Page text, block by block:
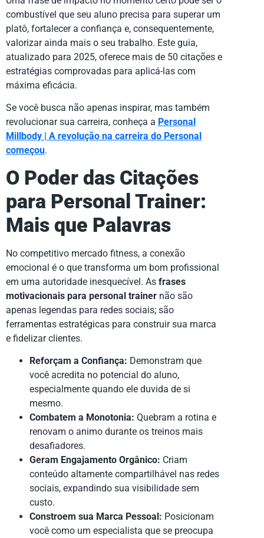
combustível que seu aluno precisa para superar um
platô, fortalecer a confiança e, consequentemente,
valorizar ainda mais o seu trabalho. Este guia,
atualizado para 2025, oferece mais de 50 citações e
estratégias comprovadas para aplicá-las com
máxima eficácia.
Se você busca não apenas inspirar, mas também
revolucionar sua carreira, conheça a Personal
Millbody | A revolução na carreira do Personal
começou.
O Poder das Citações
para Personal Trainer:
Mais que Palavras
No competitivo mercado fitness, a conexão
emocional é o que transforma um bom profissional
em uma autoridade inesquecível. As frases
motivacionais para personal trainer não são
apenas legendas para redes sociais; são
ferramentas estratégicas para construir sua marca
e fidelizar clientes.
Reforçam a Confiança: Demonstram que
você acredita no potencial do aluno,
especialmente quando ele duvida de si
mesmo.
Combatem a Monotonia: Quebram a rotina e
renovam o animo durante os treinos mais
desafiadores.
Geram Engajamento Orgânico: Criam
conteúdo altamente compartilhável nas redes
sociais, expandindo sua visibilidade sem
custo.
Constroem sua Marca Pessoal: Posicionam
você como um especialista que se preocupa